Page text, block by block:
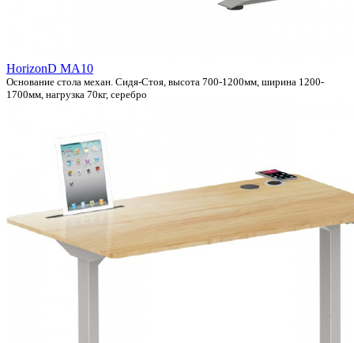
HorizonD MA10
Основание стола механ. Сидя-Стоя, высота 700-1200мм, ширина 1200-
1700мм, нагрузка 70кг, серебро